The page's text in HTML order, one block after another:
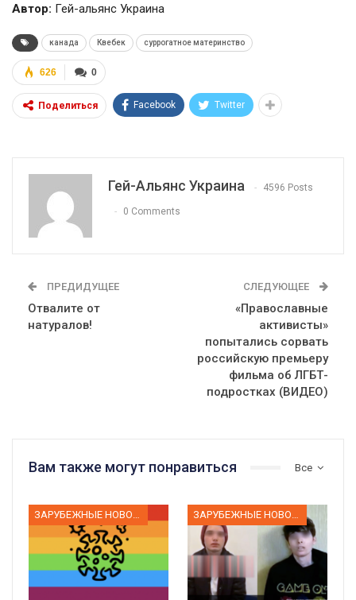
Автор: Гей-альянс Украина
канада Квебек суррогатное материнство
0
626
Поделиться Facebook Twitter
Гей-Альянс Украина 4596 Posts
0 Comments
ПРЕДИДУЩЕЕ
Отвалите от
натуралов!
СЛЕДУЮЩЕЕ
«Православные
активисты»
попытались сорвать
российскую премьеру
фильма об ЛГБТ-
подростках (ВИДЕО)
Все
Вам также могут понравиться
ЗАРУБЕЖНЫЕ НОВОСТИ ЗАРУБЕЖНЫЕ НОВОСТИ